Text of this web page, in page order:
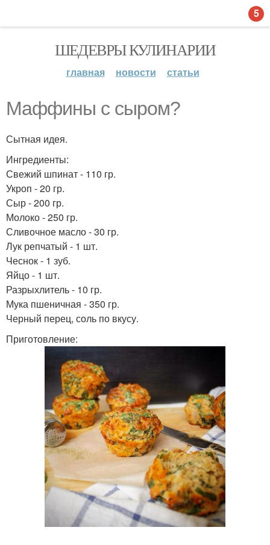
ШЕДЕВРЫ КУЛИНАРИИ
главная новости статьи
Маффины с сыром?
Сытная идея.
Ингредиенты:
Свежий шпинат - 110 гр.
Укроп - 20 гр.
Сыр - 200 гр.
Молоко - 250 гр.
Сливочное масло - 30 гр.
Лук репчатый - 1 шт.
Чеснок - 1 зуб.
Яйцо - 1 шт.
Разрыхлитель - 10 гр.
Мука пшеничная - 350 гр.
Черный перец, соль по вкусу.
Приготовление:
5